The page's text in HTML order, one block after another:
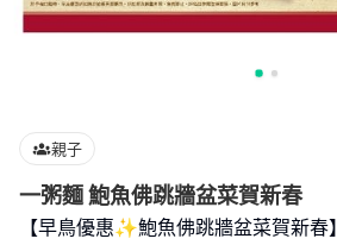
親子
一粥麵 鮑魚佛跳牆盆菜賀新春
【早鳥優惠✨鮑魚佛跳牆盆菜賀新春】